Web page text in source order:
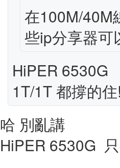
在100M/40M
些ip分享器可
HiPER 6530G
1T/1T 都撐的
哈 別亂講
HiPER 6530G